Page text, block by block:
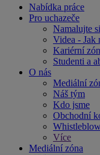
Nabídka práce
Pro uchazeče
Namalujte
Videa - Jak
Kariérní
Studenti a
O nás
Mediální
Náš tým
Kdo jsme
Obchodní
Více
Mediální zóna